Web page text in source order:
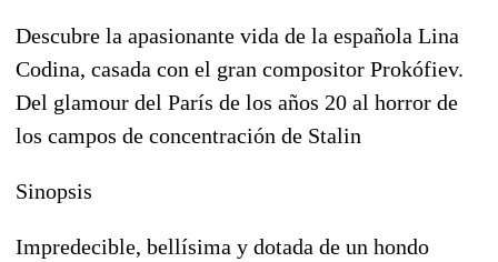
Descubre la apasionante vida de la española Lina
Codina, casada con el gran compositor Prokófiev.
Del glamour del París de los años 20 al horror de
los campos de concentración de Stalin
Sinopsis
Impredecible, bellísima y dotada de un hondo